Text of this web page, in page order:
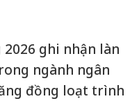
ghi nhận làn
ngành ngân
đồng loạt trình